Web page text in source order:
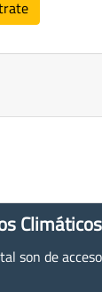
Climáticos
son de